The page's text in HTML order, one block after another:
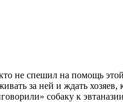
не спешил на помощь
за ней и ждать
собаку к